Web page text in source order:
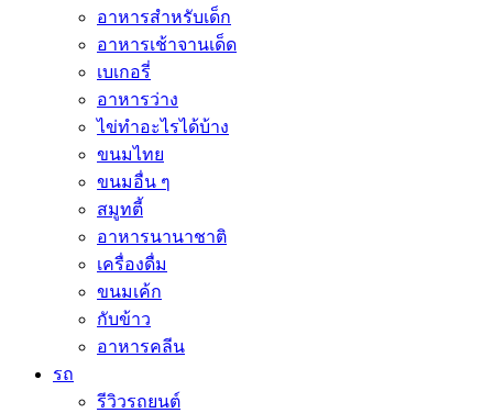
อาหารสำหรับเด็ก
อาหารเช้าจานเด็ด
เบเกอรี่
อาหารว่าง
ไข่ทำอะไรได้บ้าง
ขนมไทย
ขนมอื่น ๆ
สมูทตี้
อาหารนานาชาติ
เครื่องดื่ม
ขนมเค้ก
กับข้าว
อาหารคลีน
รถ
รีวิวรถยนต์